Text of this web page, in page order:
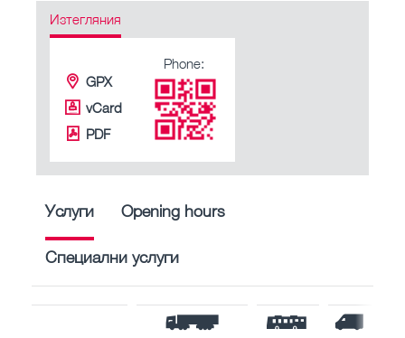
Изтегляния
GPX
vCard
PDF
Phone:
Услуги Opening hours
Специални услуги